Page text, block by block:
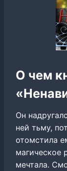
О чем
Он
ней тьму,
отомстила
магическое
мечтала.